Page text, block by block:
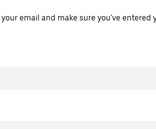
email and make sure you've entered